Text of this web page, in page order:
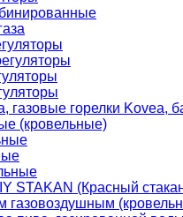
газовые горелки Kovea,
(кровельные)
STAKAN (Красный
газовоздушным